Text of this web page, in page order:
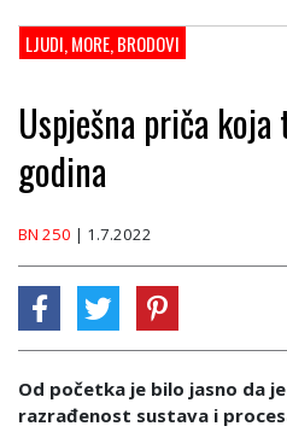
LJUDI, MORE, BRODOVI
Uspješna priča
godina
BN 250 | 1.7.2022
Od početka je bilo jasno da
razrađenost sustava i